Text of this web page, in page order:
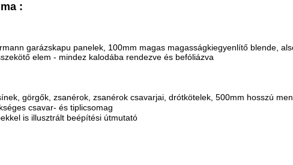
:
garázskapu panelek, 100mm magas magasságkiegyenlítő blende,
elem - mindez kalodába rendezve és befóliázva
görgők, zsanérok, zsanérok csavarjai, drótkötelek, 500mm hosszú
csavar- és tiplicsomag
is illusztrált beépítési útmutató